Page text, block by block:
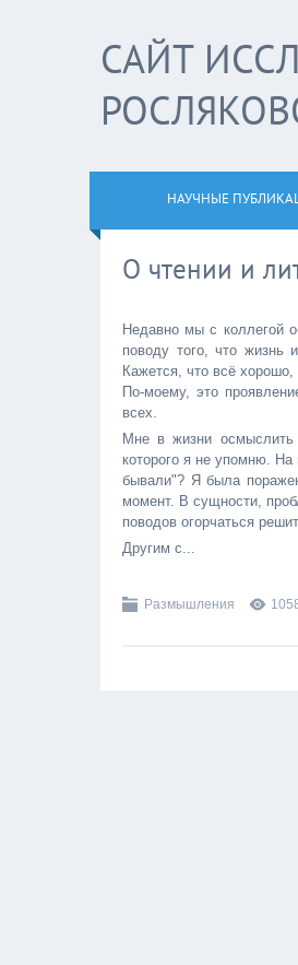
САЙТ
НАУЧНЫЕ
О чтении и
Недавно мы с коллегой
поводу того, что жизнь
Кажется, что всё
По-моему, это
всех.
Мне в жизни осмыслить
которого я не упомню.
бывали"? Я была
момент. В сущности,
поводов огорчаться
Другим с...
Размышления